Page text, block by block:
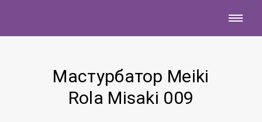
Мастурбатор Meiki
Rola Misaki 009